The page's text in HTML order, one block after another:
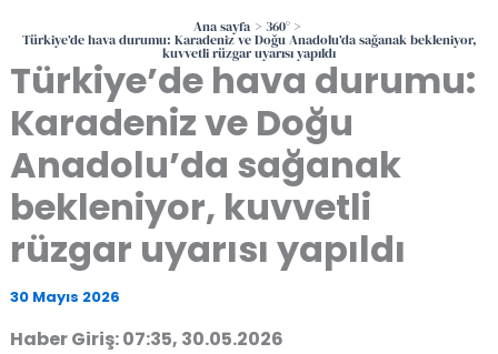
Ana sayfa 360°
Türkiye’de hava durumu: Karadeniz ve Doğu Anadolu’da sağanak bekleniyor,
kuvvetli rüzgar uyarısı yapıldı
Türkiye’de hava durumu:
Karadeniz ve Doğu
Anadolu’da sağanak
bekleniyor, kuvvetli
rüzgar uyarısı yapıldı
30 Mayıs 2026
Haber Giriş: 07:35, 30.05.2026